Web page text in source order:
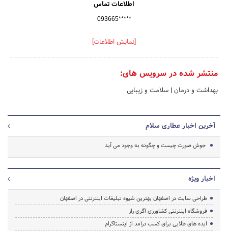
اطلاعات تماس
093665*****
[نمایش اطلاعات]
منتشر شده در سرویس های:
بهداشت و درمان | سلامت و زیبایی
آخرین اخبار عطاری سلام
جوش صورت چیست و چگونه به وجود می آید
اخبار ویژه
طراحی سایت در اصفهان بهترین شیوه تبلیغات اینترنتی در اصفهان
فروشگاه اینترنتی کشاورزی اگری راز
ایده های طلایی برای کسب درآمد از اینستاگرام